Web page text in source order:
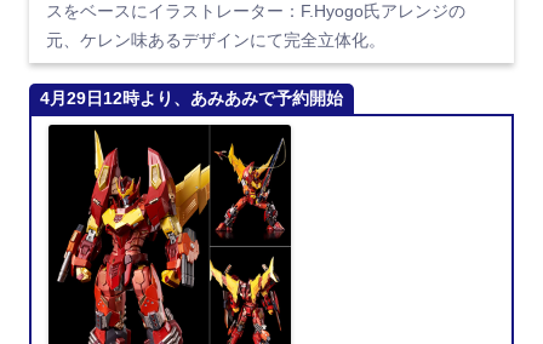
スをベースにイラストレーター：F.Hyogo氏アレンジの
元、ケレン味あるデザインにて完全立体化。
4月29日12時より、あみあみで予約開始